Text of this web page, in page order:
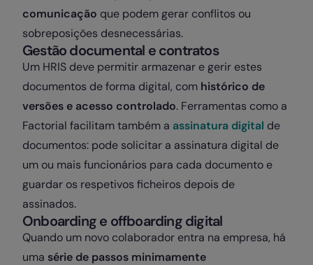
comunicação que podem gerar conflitos ou
sobreposições desnecessárias.
Gestão documental e contratos
Um HRIS deve permitir armazenar e gerir estes
documentos de forma digital, com histórico de
versões e acesso controlado. Ferramentas como a
Factorial facilitam também a assinatura digital de
documentos: pode solicitar a assinatura digital de
um ou mais funcionários para cada documento e
guardar os respetivos ficheiros depois de
assinados.
Onboarding e offboarding digital
Quando um novo colaborador entra na empresa, há
uma série de passos minimamente